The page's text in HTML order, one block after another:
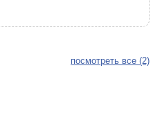
посмотреть все (2)